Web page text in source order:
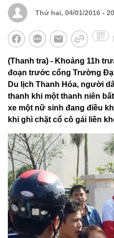
Thứ hai, 04/01/2016 -
(Thanh tra) - Khoảng 11h
đoạn trước cổng Trường
Du lịch Thanh Hóa, người
thanh khi một thanh niên
xe một nữ sinh đang điều
khi ghì chặt cổ cô gái liền